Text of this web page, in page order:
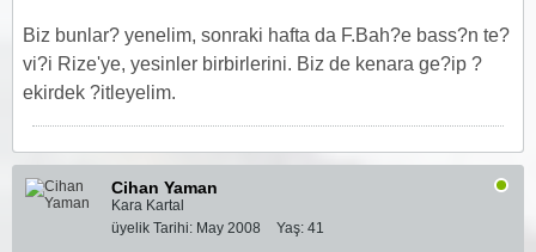
Biz bunlar? yenelim, sonraki hafta da F.Bah?e bass?n te?
vi?i Rize'ye, yesinler birbirlerini. Biz de kenara ge?ip ?
ekirdek ?itleyelim.
Cihan Yaman
Kara Kartal
üyelik Tarihi: May 2008 Yaş: 41